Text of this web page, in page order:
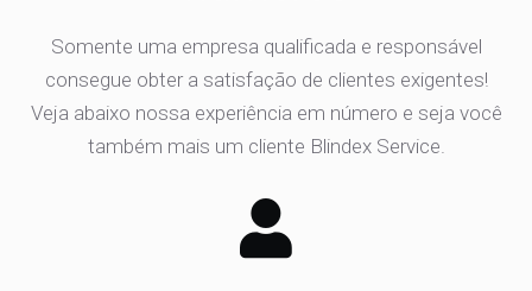
Somente uma empresa qualificada e responsável
consegue obter a satisfação de clientes exigentes!
Veja abaixo nossa experiência em número e seja você
também mais um cliente Blindex Service.